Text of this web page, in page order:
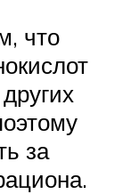
что
за